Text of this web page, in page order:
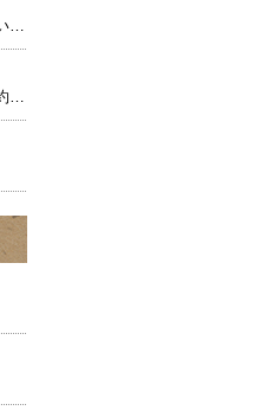
先週末はこちらのお車をご成約いただきました。
先週末はこちらのお車達をご成約いただきました。